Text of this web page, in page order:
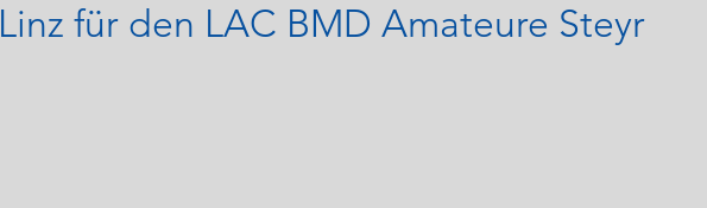
Linz für den LAC BMD Amateure Steyr